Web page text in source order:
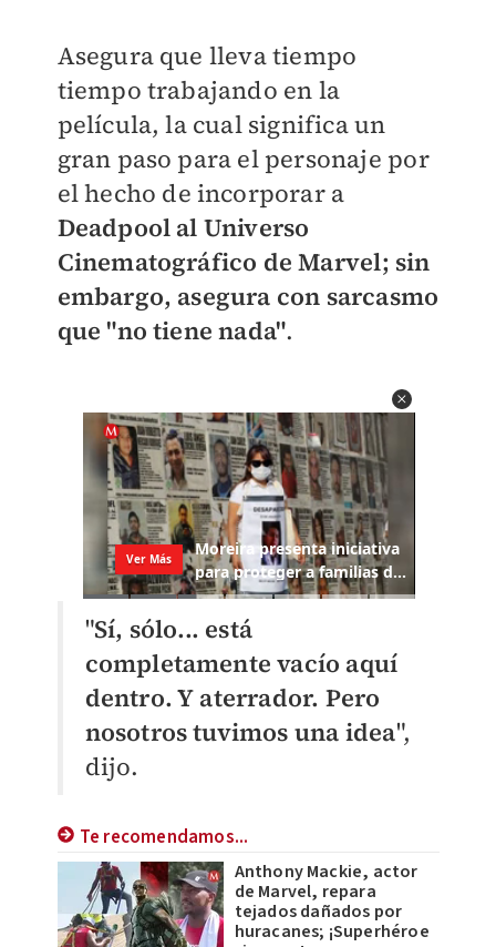
Asegura que lleva tiempo
tiempo trabajando en la
película, la cual significa un
gran paso para el personaje por
el hecho de incorporar a
Deadpool al Universo
Cinematográfico de Marvel; sin
embargo, asegura con sarcasmo
que "no tiene nada".
"Sí, sólo... está
completamente vacío aquí
dentro. Y aterrador. Pero
nosotros tuvimos una idea",
dijo.
Te recomendamos...
Anthony Mackie, actor
de Marvel, repara
tejados dañados por
huracanes; ¡Superhéroe